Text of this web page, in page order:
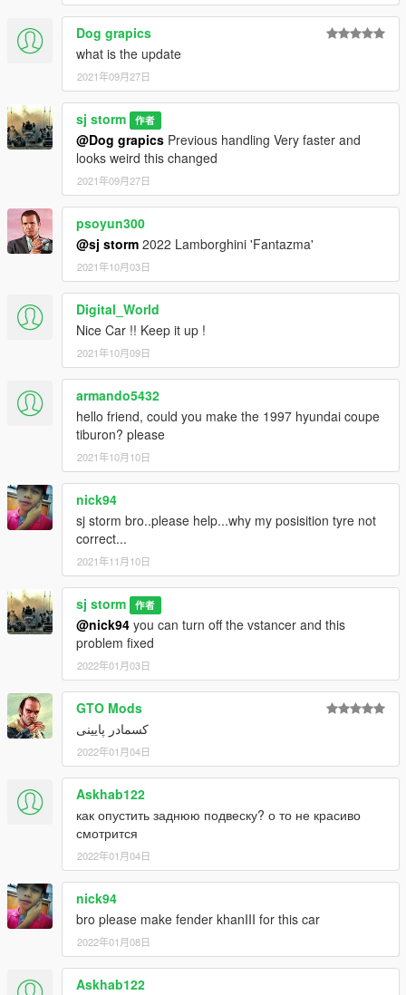
SPAWN: sjtoyota
-----------------------------------------------------------------------
Dog grapics
what is the update
2021年09月27日
sj storm 作者
@Dog grapics Previous handling Very faster and
looks weird this changed
2021年09月27日
psoyun300
@sj storm 2022 Lamborghini 'Fantazma'
2021年10月03日
Digital_World
Nice Car !! Keep it up !
2021年10月09日
armando5432
hello friend, could you make the 1997 hyundai coupe
tiburon? please
2021年10月10日
nick94
sj storm bro..please help...why my posisition tyre not
correct...
2021年11月10日
sj storm 作者
@nick94 you can turn off the vstancer and this
problem fixed
2022年01月03日
GTO Mods
کسمادر پایینی
2022年01月04日
Askhab122
как опустить заднюю подвеску? о то не красиво
смотрится
2022年01月04日
nick94
bro please make fender khanIII for this car
2022年01月08日
Askhab122